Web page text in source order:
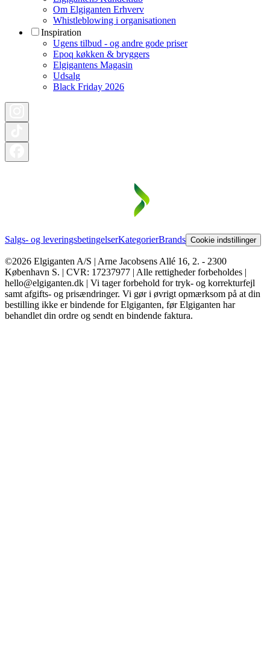
Om Elgiganten Erhverv
Whistleblowing i organisationen
Inspiration
Ugens tilbud - og andre gode priser
Epoq køkken & bryggers
Elgigantens Magasin
Udsalg
Black Friday 2026
Salgs- og leveringsbetingelserKategorierBrands Cookie indstillinger
©2026 Elgiganten A/S | Arne Jacobsens Allé 16, 2. - 2300
København S. | CVR: 17237977 | Alle rettigheder forbeholdes |
hello@elgiganten.dk | Vi tager forbehold for tryk- og korrekturfejl
samt afgifts- og prisændringer. Vi gør i øvrigt opmærksom på at din
bestilling ikke er bindende for Elgiganten, før Elgiganten har
behandlet din ordre og sendt en bindende faktura.